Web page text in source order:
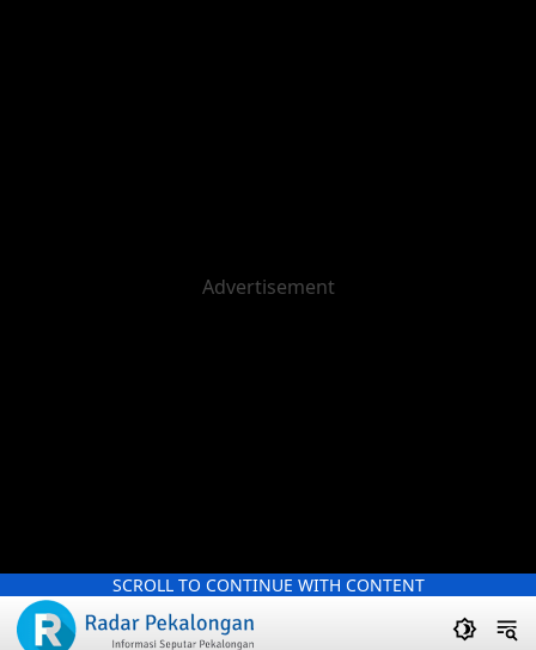
SCROLL TO CONTINUE WITH CONTENT